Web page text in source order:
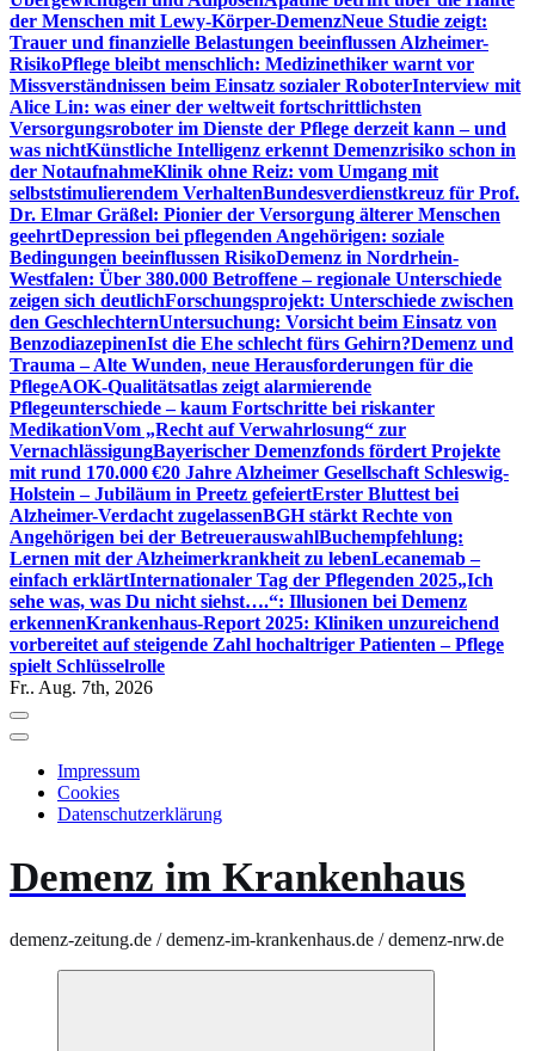
der Menschen mit Lewy-Körper-DemenzNeue Studie zeigt:
Trauer und finanzielle Belastungen beeinflussen Alzheimer-
RisikoPflege bleibt menschlich: Medizinethiker warnt vor
Missverständnissen beim Einsatz sozialer RoboterInterview mit
Alice Lin: was einer der weltweit fortschrittlichsten
Versorgungsroboter im Dienste der Pflege derzeit kann – und
was nichtKünstliche Intelligenz erkennt Demenzrisiko schon in
der NotaufnahmeKlinik ohne Reiz: vom Umgang mit
selbststimulierendem VerhaltenBundesverdienstkreuz für Prof.
Dr. Elmar Gräßel: Pionier der Versorgung älterer Menschen
geehrtDepression bei pflegenden Angehörigen: soziale
Bedingungen beeinflussen RisikoDemenz in Nordrhein-
Westfalen: Über 380.000 Betroffene – regionale Unterschiede
zeigen sich deutlichForschungsprojekt: Unterschiede zwischen
den GeschlechternUntersuchung: Vorsicht beim Einsatz von
BenzodiazepinenIst die Ehe schlecht fürs Gehirn?Demenz und
Trauma – Alte Wunden, neue Herausforderungen für die
PflegeAOK-Qualitätsatlas zeigt alarmierende
Pflegeunterschiede – kaum Fortschritte bei riskanter
MedikationVom „Recht auf Verwahrlosung“ zur
VernachlässigungBayerischer Demenzfonds fördert Projekte
mit rund 170.000 €20 Jahre Alzheimer Gesellschaft Schleswig-
Holstein – Jubiläum in Preetz gefeiertErster Bluttest bei
Alzheimer-Verdacht zugelassenBGH stärkt Rechte von
Angehörigen bei der BetreuerauswahlBuchempfehlung:
Lernen mit der Alzheimerkrankheit zu lebenLecanemab –
einfach erklärtInternationaler Tag der Pflegenden 2025„Ich
sehe was, was Du nicht siehst….“: Illusionen bei Demenz
erkennenKrankenhaus-Report 2025: Kliniken unzureichend
vorbereitet auf steigende Zahl hochaltriger Patienten – Pflege
spielt Schlüsselrolle
Fr.. Aug. 7th, 2026
Impressum
Cookies
Datenschutzerklärung
Demenz im Krankenhaus
demenz-zeitung.de / demenz-im-krankenhaus.de / demenz-nrw.de